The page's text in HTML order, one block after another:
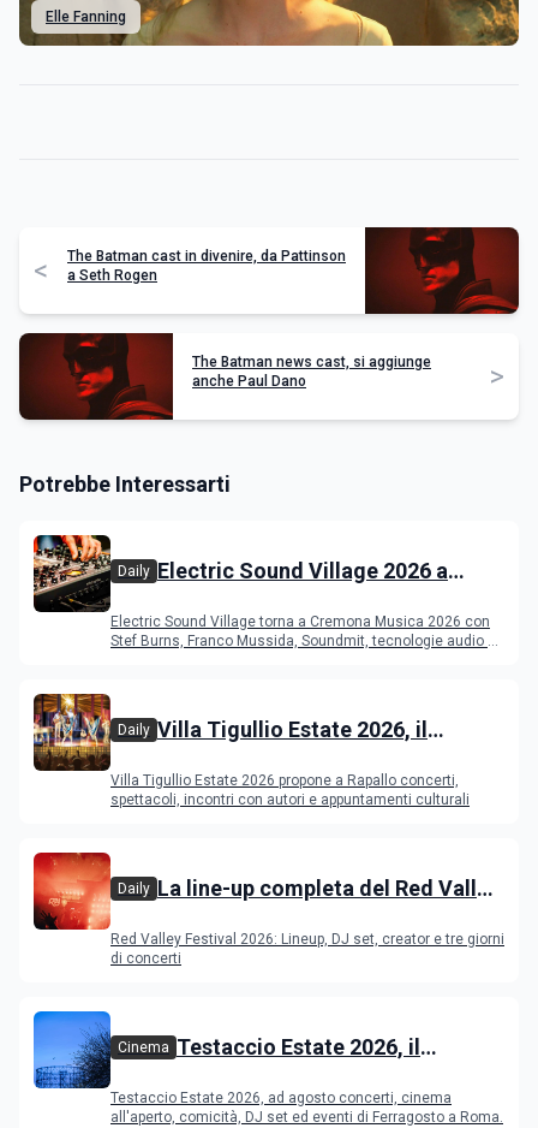
Elle Fanning
<
The Batman cast in divenire, da Pattinson
a Seth Rogen
The Batman news cast, si aggiunge
anche Paul Dano
>
Potrebbe Interessarti
Daily Electric Sound Village 2026 a
Young Band Contest, il programma
Electric Sound Village torna a Cremona Musica 2026 con
Stef Burns, Franco Mussida, Soundmit, tecnologie audio e
Daily Villa Tigullio Estate 2026, il
Villa Tigullio Estate 2026 propone a Rapallo concerti,
spettacoli, incontri con autori e appuntamenti culturali
Daily La line-up completa del Red Valley
Red Valley Festival 2026: Lineup, DJ set, creator e tre giorni
di concerti
Cinema Testaccio Estate 2026, il
Ferragosto
Testaccio Estate 2026, ad agosto concerti, cinema
all'aperto, comicità, DJ set ed eventi di Ferragosto a Roma.